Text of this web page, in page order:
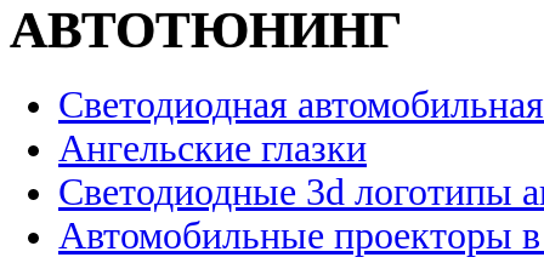
АВТОТЮНИНГ
Светодиодная
Ангельские глазки
Светодиодные 3d логотипы
Автомобильные проекторы